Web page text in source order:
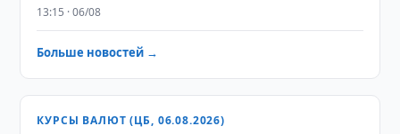
13:15 · 06/08
Больше новостей →
КУРСЫ ВАЛЮТ (ЦБ, 06.08.2026)